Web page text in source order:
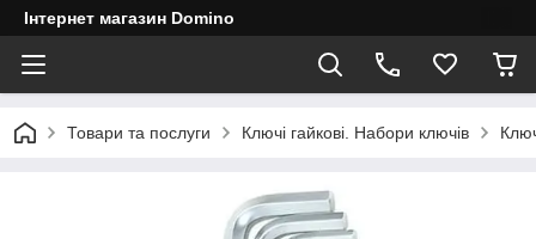
Інтернет магазин Domino
Товари та послуги Ключі гайкові. Набори ключів